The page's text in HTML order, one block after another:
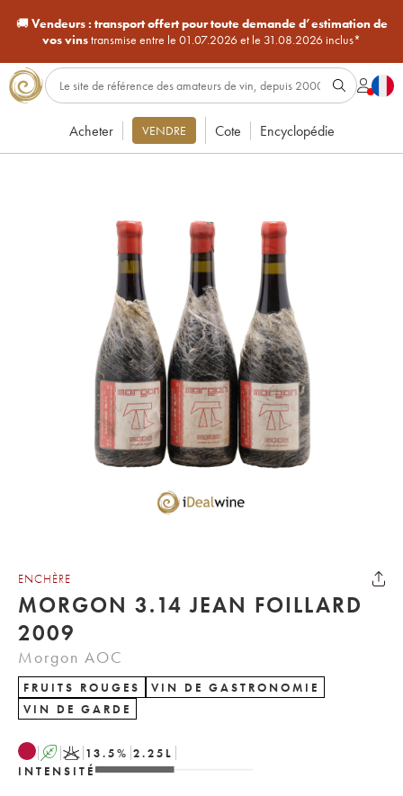
🚚Vendeurs : transport offert pour toute demande d’estimation de
vos vinstransmise entre le 01.07.2026 et le 31.08.2026 inclus*
Acheter VENDRE Cote Encyclopédie
ENCHÈRE
MORGON 3.14 JEAN FOILLARD
2009
Morgon AOC
FRUITS ROUGES
VIN DE GASTRONOMIE
VIN DE GARDE
A K 13.5% 2.25 L
INTENSITÉ